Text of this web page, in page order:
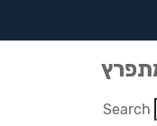
Search